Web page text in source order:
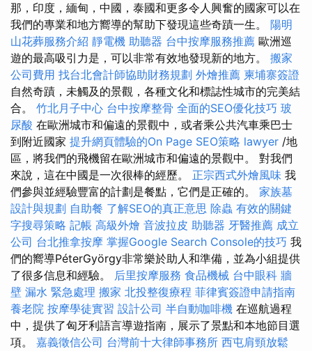
那，印度，緬甸，中國，泰國和更多令人興奮的國家可以在
我們的專業和地方嚮導的幫助下發現這些奇蹟一生。 陽明
山花葬服務介紹 靜電機 助聽器 台中按摩服務推薦 歐洲巡
遊的最高吸引力是，可以非常有效地發現新的地方。 搬家
公司費用 找台北會計師協助財務規劃 外燴推薦 柬埔寨簽證
自然奇蹟，未觸及的景觀，各種文化和標誌性城市的完美結
合。 竹北月子中心 台中按摩整骨 全面的SEO優化技巧 玻
尿酸 在歐洲城市和偏遠的景觀中，或者乘公共汽車乘巴士
到附近國家 提升網頁體驗的On Page SEO策略 lawyer /地
區，將我們的飛機留在歐洲城市和偏遠的景觀中。 對我們
來說，這在中國是一次很棒的經歷。 正宗西式外燴風味 我
們參與並經驗豐富的計劃是餐點，它們是正確的。 家族墓
設計與規劃 自助餐 了解SEO的真正意思 除蟲 有效的關鍵
字搜尋策略 記帳 高級外燴 音波拉皮 助聽器 牙醫推薦 成立
公司 台北推拿按摩 掌握Google Search Console的技巧 我
們的嚮導PéterGyörgy非常樂於助人和準備，並為小組提供
了很多信息和經驗。 后里按摩服務 食品機械 台中眼科 牆
壁 漏水 緊急處理 搬家 北投整復療程 菲律賓簽證申請指南
養老院 按摩學徒實習 設計公司 半自動咖啡機 在巡航過程
中，提供了匈牙利語言導遊指南，展示了景點和本地節目選
項。 嘉義徵信公司 台灣前十大律師事務所 西屯肩頸放鬆